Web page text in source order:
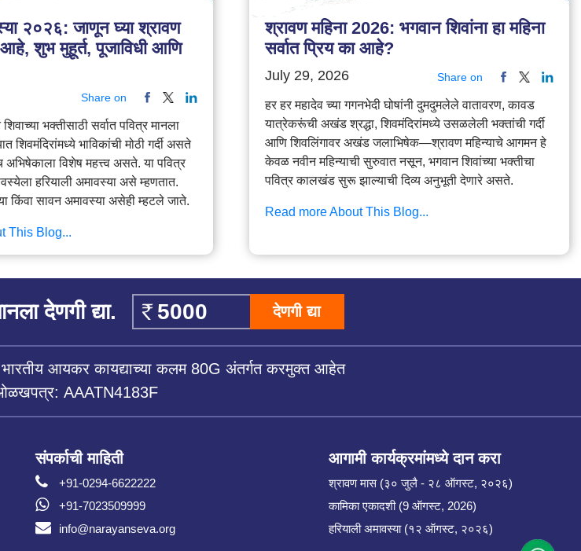
२०२६: जाणून घ्या श्रावण
शुभ मुहूर्त, पूजाविधी आणि
Share on
भक्तीसाठी सर्वात पवित्र मानला
शिवमंदिरांमध्ये भाविकांची मोठी गर्दी असते
विशेष महत्त्व असते. या पवित्र
हरियाली अमावस्या असे म्हणतात.
किंवा सावन अमावस्या असेही म्हटले जाते.
This Blog...
श्रावण महिना 2026: भगवान शिवांना हा महिना
सर्वात प्रिय का आहे?
July 29, 2026 Share on
हर हर महादेव च्या गगनभेदी घोषांनी दुमदुमलेले वातावरण, कावड
यात्रेकरूंची अखंड श्रद्धा, शिवमंदिरांमध्ये उसळलेली भक्तांची गर्दी
आणि शिवलिंगावर अखंड जलाभिषेक—श्रावण महिन्याचे आगमन हे
केवळ नवीन महिन्याची सुरुवात नसून, भगवान शिवांच्या भक्तीचा
पवित्र कालखंड सुरू झाल्याची दिव्य अनुभूती देणारे असते.
Read more About This Blog...
देणगी द्या. देणगी द्या
भारतीय आयकर कायद्याच्या कलम 80G अंतर्गत करमुक्त आहेत
ओळखपत्र: AAATN4183F
संपर्काची माहिती
+91-0294-6622222
+91-7023509999
info@narayanseva.org
आगामी कार्यक्रमांमध्ये दान करा
श्रावण मास (३० जुलै - २८ ऑगस्ट, २०२६)
कामिका एकादशी (9 ऑगस्ट, 2026)
हरियाली अमावस्या (१२ ऑगस्ट, २०२६)